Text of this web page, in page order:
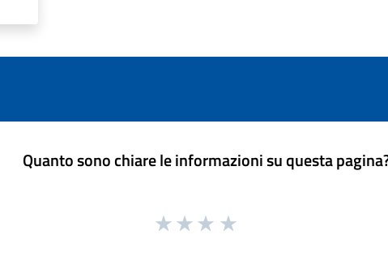
Quanto sono chiare le informazioni su questa